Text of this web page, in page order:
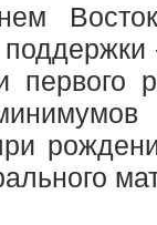
первого